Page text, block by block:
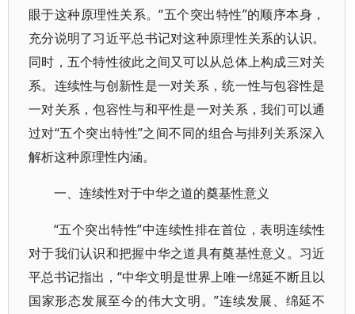
眼于这种原理性关系。“五个突出特性”的顺序本身，
充分说明了习近平总书记对这种原理性关系的认识。
同时，五个特性彼此之间又可以从总体上构成三对关
系。连续性与创新性是一对关系，统一性与包容性是
一对关系，包容性与和平性是一对关系，我们可以通
过对“五个突出特性”之间不同的组合与排列关系深入
解析这种原理性内涵。
一、连续性对于中华之道的奠基性意义
“五个突出特性”中连续性排在首位，表明连续性
对于我们认识和把握中华之道具有奠基性意义。习近
平总书记指出，“中华文明是世界上唯一绵延不断且以
国家形态发展至今的伟大文明。”连续发展、绵延不